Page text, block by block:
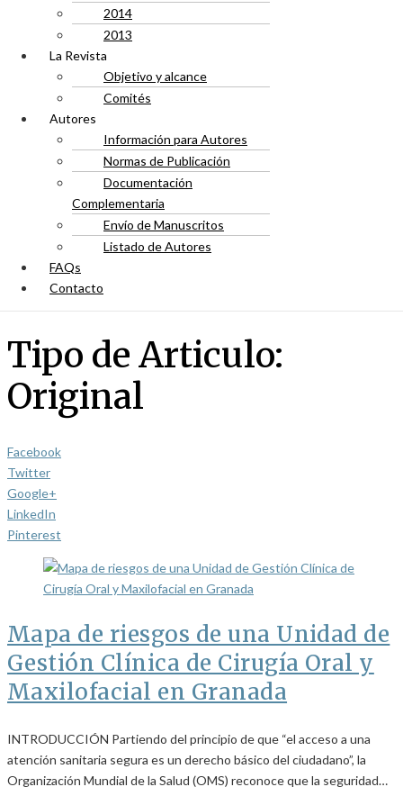
2014
2013
La Revista
Objetivo y alcance
Comités
Autores
Información para Autores
Normas de Publicación
Documentación
Complementaria
Envío de Manuscritos
Listado de Autores
FAQs
Contacto
Tipo de Articulo:
Original
Facebook
Twitter
Google+
LinkedIn
Pinterest
Mapa de riesgos de una Unidad de
Gestión Clínica de Cirugía Oral y
Maxilofacial en Granada
INTRODUCCIÓN Partiendo del principio de que “el acceso a una
atención sanitaria segura es un derecho básico del ciudadano”, la
Organización Mundial de la Salud (OMS) reconoce que la seguridad…